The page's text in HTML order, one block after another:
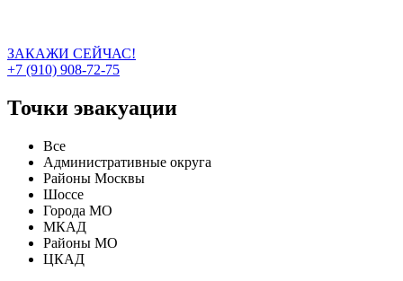
ЗАКАЖИ СЕЙЧАС!
+7 (910) 908-72-75
Точки эвакуации
Все
Административные округа
Районы Москвы
Шоссе
Города МО
МКАД
Районы МО
ЦКАД